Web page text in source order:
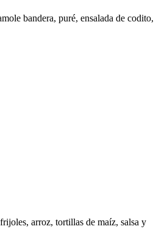
bandera, puré, ensalada de codito,
arroz, tortillas de maíz, salsa y